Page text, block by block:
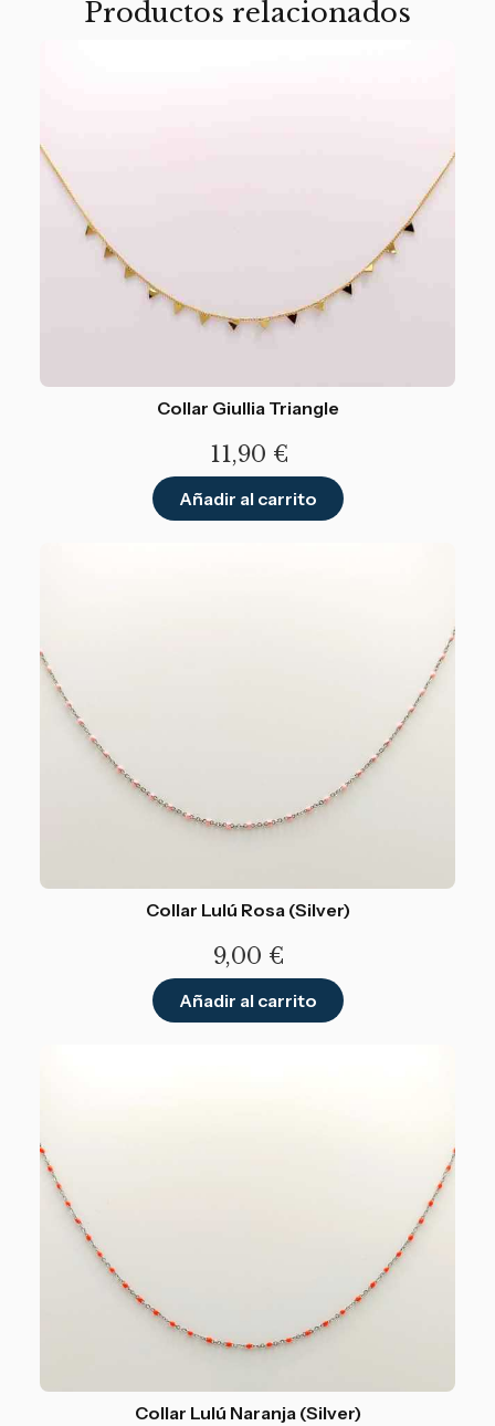
Productos relacionados
Collar Giullia Triangle
11,90 €
Añadir al carrito
Collar Lulú Rosa (Silver)
9,00 €
Añadir al carrito
Collar Lulú Naranja (Silver)